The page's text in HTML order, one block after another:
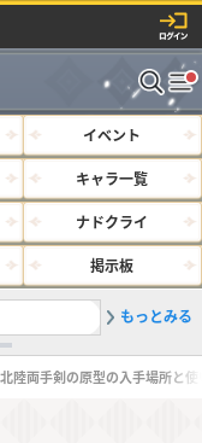
イベント
キャラ一覧
ナドクライ
掲示板
2最強キ
もっとみる
北陸両手剣の原型の入手場所と使